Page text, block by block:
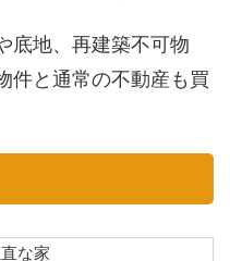
底地、再建築不可物
件と通常の不動産も買
な家